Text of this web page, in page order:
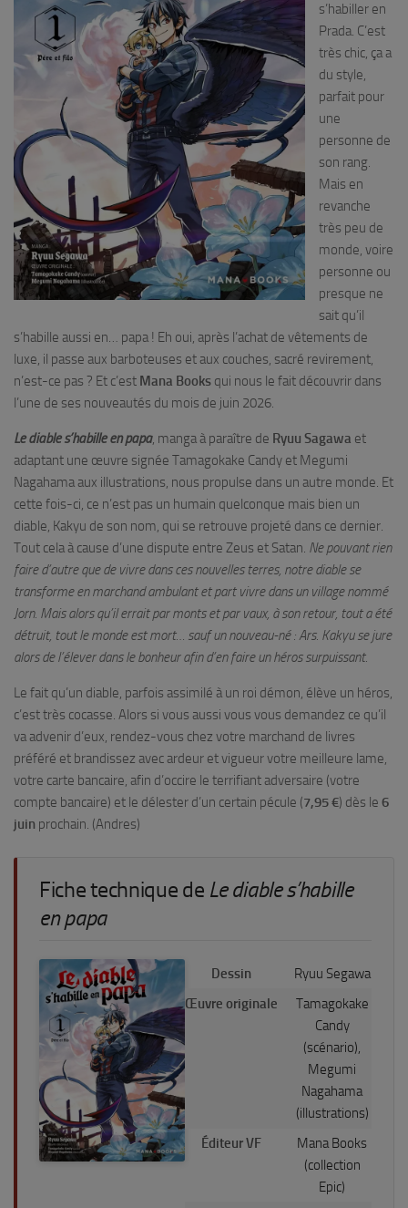
s’habiller en
Prada. C’est
très chic, ça a
du style,
parfait pour
une
personne de
son rang.
Mais en
revanche
très peu de
monde, voire
personne ou
presque ne
sait qu’il
s’habille aussi en… papa ! Eh oui, après l’achat de vêtements de
luxe, il passe aux barboteuses et aux couches, sacré revirement,
n’est-ce pas ? Et c’est Mana Books qui nous le fait découvrir dans
l’une de ses nouveautés du mois de juin 2026.
Le diable s’habille en papa, manga à paraître de Ryuu Sagawa et
adaptant une œuvre signée Tamagokake Candy et Megumi
Nagahama aux illustrations, nous propulse dans un autre monde. Et
cette fois-ci, ce n’est pas un humain quelconque mais bien un
diable, Kakyu de son nom, qui se retrouve projeté dans ce dernier.
Tout cela à cause d’une dispute entre Zeus et Satan. Ne pouvant rien
faire d’autre que de vivre dans ces nouvelles terres, notre diable se
transforme en marchand ambulant et part vivre dans un village nommé
Jorn. Mais alors qu’il errait par monts et par vaux, à son retour, tout a été
détruit, tout le monde est mort… sauf un nouveau-né : Ars. Kakyu se jure
alors de l’élever dans le bonheur afin d’en faire un héros surpuissant.
Le fait qu’un diable, parfois assimilé à un roi démon, élève un héros,
c’est très cocasse. Alors si vous aussi vous vous demandez ce qu’il
va advenir d’eux, rendez-vous chez votre marchand de livres
préféré et brandissez avec ardeur et vigueur votre meilleure lame,
votre carte bancaire, afin d’occire le terrifiant adversaire (votre
compte bancaire) et le délester d’un certain pécule (7,95 €) dès le 6
juin prochain. (Andres)
Fiche technique de Le diable s’habille
en papa
Dessin
Ryuu Segawa
Œuvre originale
Tamagokake
Candy
(scénario),
Megumi
Nagahama
(illustrations)
Éditeur VF
Mana Books
(collection
Epic)